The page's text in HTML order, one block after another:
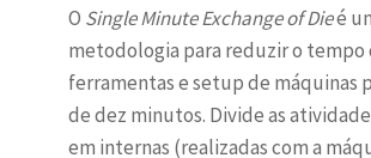
O Single Minute Exchange of Dieé
metodologia para reduzir o tempo
ferramentas e setup de máquinas
de dez minutos. Divide as
em internas (realizadas com a